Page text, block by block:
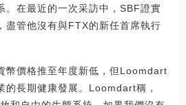
。在最近的一次采訪中，SBF證實
盡管他沒有與FTX的新任首席執行
幣價格推至年度新低，但Loomdart
的長期健康發展。Loomdart稱，